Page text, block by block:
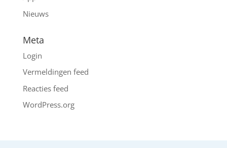
Nieuws
Meta
Login
Vermeldingen feed
Reacties feed
WordPress.org